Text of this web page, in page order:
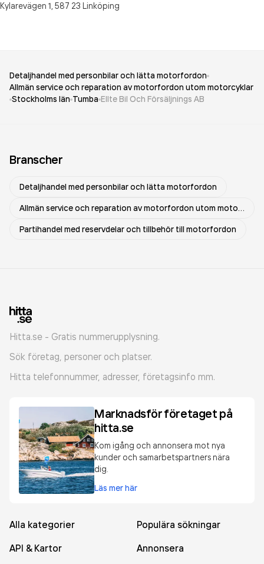
Kylarevägen 1, 587 23 Linköping
Detaljhandel med personbilar och lätta motorfordon
Allmän service och reparation av motorfordon utom motorcyklar
Stockholms län Tumba Ellte Bil Och Försäljnings AB
Branscher
Detaljhandel med personbilar och lätta motorfordon
Allmän service och reparation av motorfordon utom motorcyklar
Partihandel med reservdelar och tillbehör till motorfordon
Hitta.se - Gratis nummerupplysning.
Sök företag, personer och platser.
Hitta telefonnummer, adresser, företagsinfo mm.
Marknadsför företaget på
hitta.se
Kom igång och annonsera mot nya
kunder och samarbetspartners nära
dig.
Läs mer här
Alla kategorier
Populära sökningar
API & Kartor
Annonsera